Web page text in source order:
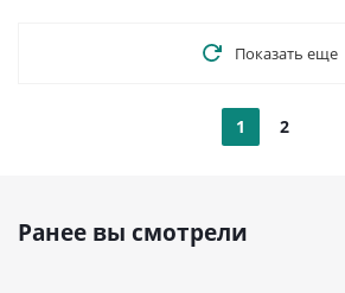
Показать еще
1 2
Ранее вы смотрели